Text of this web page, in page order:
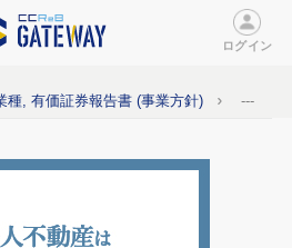
ログイン
種, 有価証券報告書 (事業方針)
---